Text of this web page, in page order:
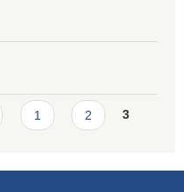
1 2 3